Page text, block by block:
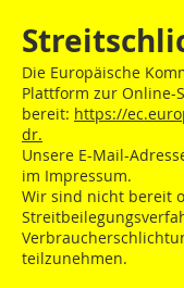
Die Europäische
Plattform zur Online-
bereit: https://
dr.
Unsere E-Mail-
im Impressum.
Wir sind nicht bereit
teilzunehmen.